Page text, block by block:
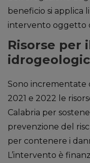
beneficio si applica
intervento oggetto
Risorse per
Sono incrementate
2021 e 2022 le
Calabria per
prevenzione del
per contenere i
L’intervento è